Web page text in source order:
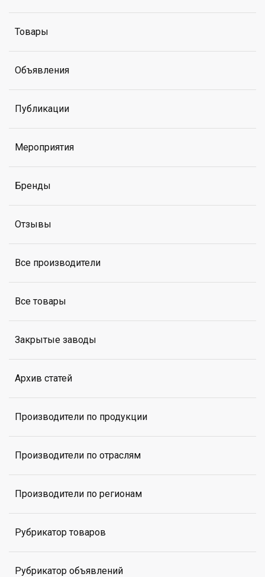
Товары
Объявления
Публикации
Мероприятия
Бренды
Отзывы
Все производители
Все товары
Закрытые заводы
Архив статей
Производители по продукции
Производители по отраслям
Производители по регионам
Рубрикатор товаров
Рубрикатор объявлений